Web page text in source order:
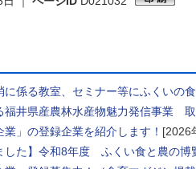
係る教室、セミナー等にふくいの
福井県産農林水産物魅力発信事業
業」の登録企業を紹介します！ [2026
した】令和8年度 ふくい食と農の